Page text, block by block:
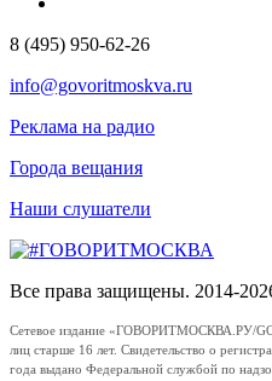
8 (495) 950-62-26
info@govoritmoskva.ru
Реклама на радио
Города вещания
Наши слушатели
Все права защищены. 2014-
Сетевое издание «ГОВОРИТМОСКВА.РУ/
лиц старше 16 лет. Свидетельство о
года выдано Федеральной службой по